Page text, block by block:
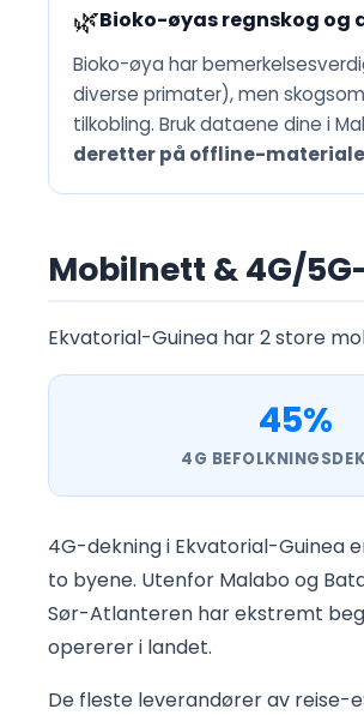
🌿Bioko-øyas regnskog og
Bioko-øya har
diverse primater), men
tilkobling. Bruk dataene dine i
deretter på offline-materiale
Mobilnett & 4G/
Ekvatorial-Guinea har 2 store
45%
4G
4G-dekning i Ekvatorial-Guinea
to byene. Utenfor Malabo og
Sør-Atlanteren har ekstremt
opererer i landet.
De fleste leverandører av reise-